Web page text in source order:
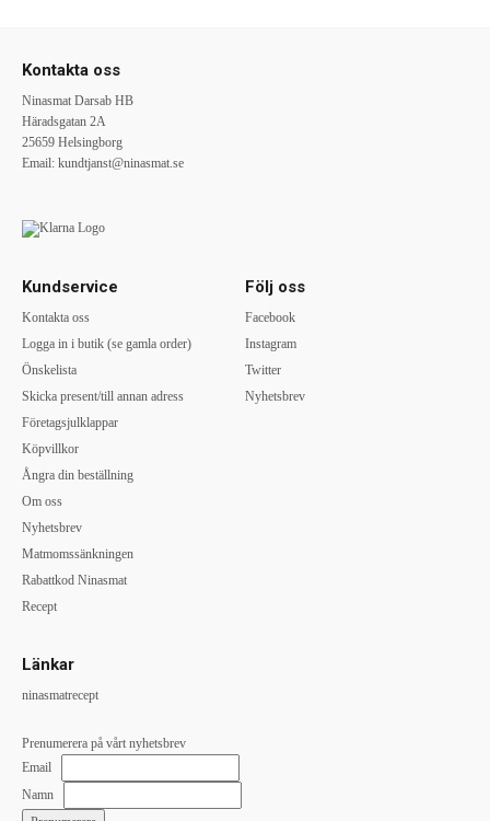
Kontakta oss
Ninasmat Darsab HB
Häradsgatan 2A
25659 Helsingborg
Email: kundtjanst@ninasmat.se
Kundservice
Kontakta oss
Logga in i butik (se gamla order)
Önskelista
Skicka present/till annan adress
Företagsjulklappar
Köpvillkor
Ångra din beställning
Om oss
Nyhetsbrev
Matmomssänkningen
Rabattkod Ninasmat
Recept
Följ oss
Facebook
Instagram
Twitter
Nyhetsbrev
Länkar
ninasmatrecept
Prenumerera på vårt nyhetsbrev
Email
Namn